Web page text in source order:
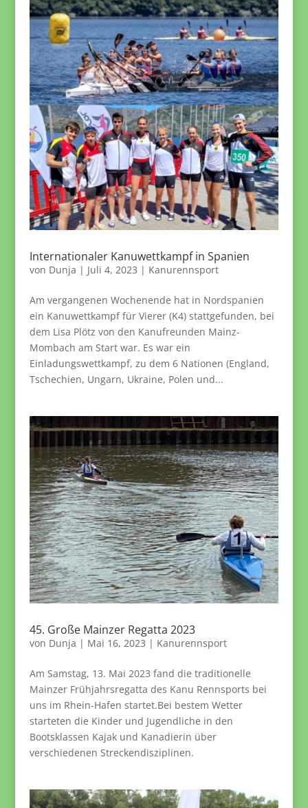
Internationaler Kanuwettkampf in Spanien
von Dunja | Juli 4, 2023 | Kanurennsport
Am vergangenen Wochenende hat in Nordspanien
ein Kanuwettkampf für Vierer (K4) stattgefunden, bei
dem Lisa Plötz von den Kanufreunden Mainz-
Mombach am Start war. Es war ein
Einladungswettkampf, zu dem 6 Nationen (England,
Tschechien, Ungarn, Ukraine, Polen und...
45. Große Mainzer Regatta 2023
von Dunja | Mai 16, 2023 | Kanurennsport
Am Samstag, 13. Mai 2023 fand die traditionelle
Mainzer Frühjahrsregatta des Kanu Rennsports bei
uns im Rhein-Hafen startet.Bei bestem Wetter
starteten die Kinder und Jugendliche in den
Bootsklassen Kajak und Kanadierin über
verschiedenen Streckendisziplinen.